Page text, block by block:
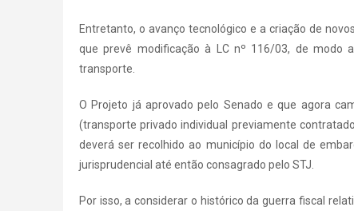
Entretanto, o avanço tecnológico e a criação de
que prevê modificação à LC nº 116/03, de modo
transporte.
O Projeto já aprovado pelo Senado e que agora
(transporte privado individual previamente
deverá ser recolhido ao município do local de
jurisprudencial até então consagrado pelo STJ.
Por isso, a considerar o histórico da guerra fiscal